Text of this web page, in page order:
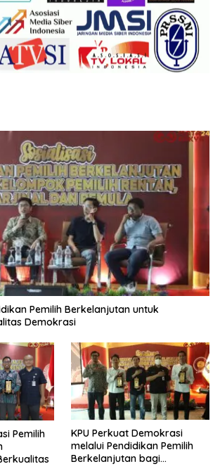
Pemilih Berkelanjutan untuk
Demokrasi
Pemilih
KPU Perkuat Demokrasi
melalui Pendidikan Pemilih
Berkelanjutan bagi